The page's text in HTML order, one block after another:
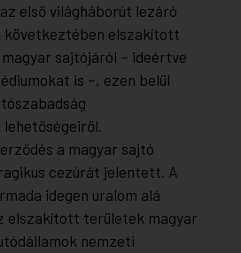
első világháborút lezáró
következtében elszakított
sajtójáról – ideértve
is –, ezen belül
lehetőségeiről.
a magyar sajtó
cezúrát jelentett. A
idegen uralom alá
elszakított területek magyar
nemzeti